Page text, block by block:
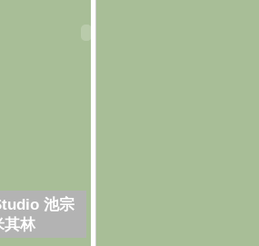
池宗
其林